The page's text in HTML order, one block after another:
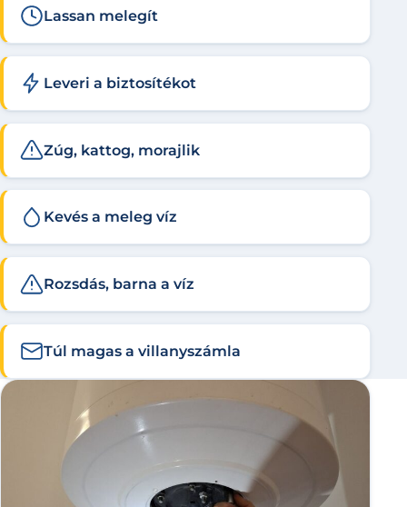
Lassan melegít
Leveri a biztosítékot
Zúg, kattog, morajlik
Kevés a meleg víz
Rozsdás, barna a víz
Túl magas a villanyszámla